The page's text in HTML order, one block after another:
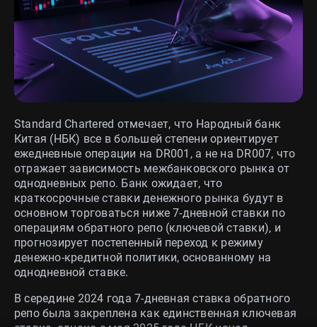
Standard Chartered отмечает, что Народный банк
Китая (НБК) все в большей степени ориентирует
ежедневные операции на DR001, а не на DR007, что
отражает зависимость межбанковского рынка от
однодневных репо. Банк ожидает, что
краткосрочные ставки денежного рынка будут в
основном торговаться ниже 7-дневной ставки по
операциям обратного репо (ключевой ставки), и
прогнозирует постепенный переход к режиму
денежно-кредитной политики, основанному на
однодневной ставке.
В середине 2024 года 7-дневная ставка обратного
репо была закреплена как единственная ключевая